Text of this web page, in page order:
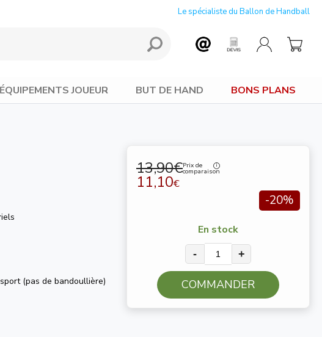
Le spécialiste du Ballon de Handball
ÉQUIPEMENTS JOUEUR BUT DE HAND BONS PLANS
13,90€Prix de
comparaison
11,10€
-20%
En stock
- +
COMMANDER
(pas de bandoullière)